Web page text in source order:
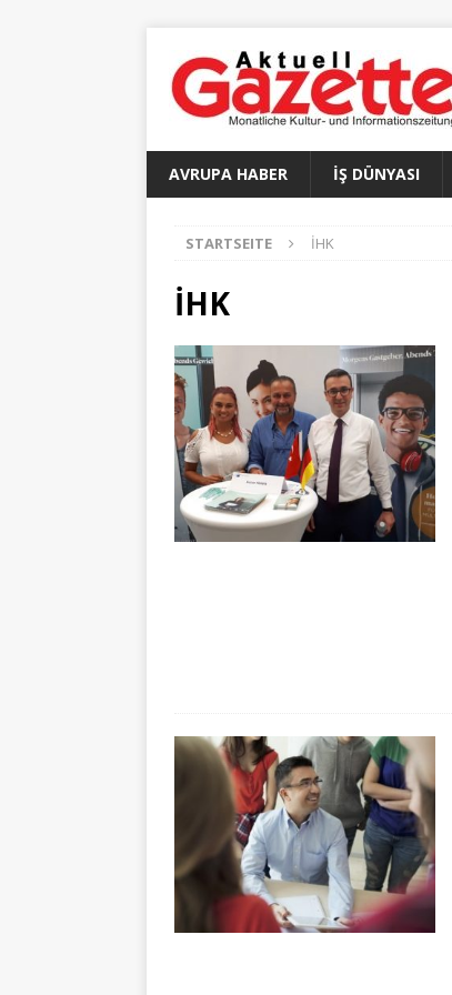
AVRUPA HABER İŞ DÜNYASI
STARTSEITE İHK
İHK